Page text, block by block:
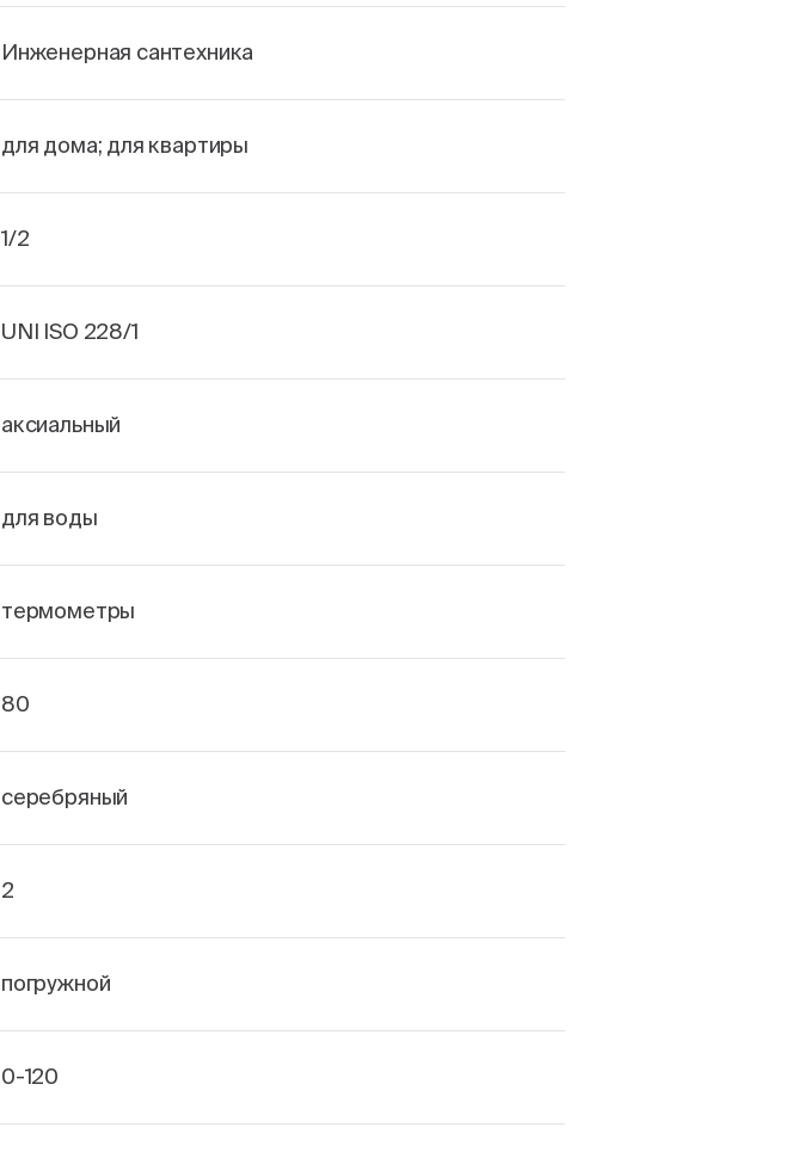
Инженерная сантехника
для дома; для квартиры
1/2
UNI ISO 228/1
аксиальный
для воды
термометры
80
серебряный
2
погружной
0-120